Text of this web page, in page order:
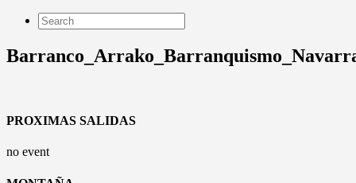
PROXIMAS SALIDAS
no event